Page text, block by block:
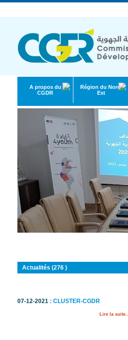
A propos du
CGDR
Région du Nord-
Est
Actualités (276 )
07-12-2021 : CLUSTER-CGDR
Lire la suite...